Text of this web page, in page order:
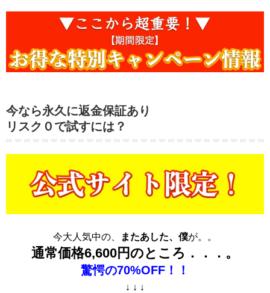
今なら永久に返金保証あり
リスク０で試すには？
今大人気中の、 またあした、僕が。。
通常価格6,600円のところ．．．。
驚愕の70%OFF！！
↓ ↓ ↓